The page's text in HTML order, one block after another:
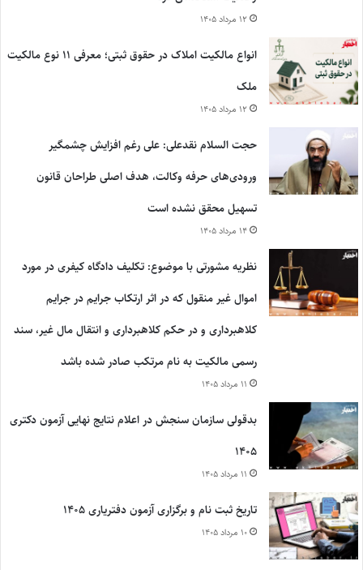
۱۲ مرداد ۱۴۰۵
انواع مالکیت املاک در حقوق ثبتی؛ معرفی ۱۱ نوع مالکیت
ملک
۱۲ مرداد ۱۴۰۵
حجت السلام نقدعلی: علی رغم افزایش چشمگیر
ورودی‌های حرفه وکالت، هدف اصلی طراحان قانون
تسهیل محقق نشده است
۱۴ مرداد ۱۴۰۵
نظریه مشورتی با موضوع: تکلیف دادگاه کیفری در مورد
اموال غیر منقول که در اثر ارتکاب جرایم در جرایم
کلاهبرداری و در حکم کلاهبرداری و انتقال مال غیر، سند
رسمی مالکیت به نام مرتکب صادر شده باشد
۱۱ مرداد ۱۴۰۵
بدقولی سازمان سنجش در اعلام نتایج نهایی آزمون دکتری
۱۴۰۵
۱۱ مرداد ۱۴۰۵
تاریخ ثبت نام و برگزاری آزمون دفتریاری ۱۴۰۵
۱۰ مرداد ۱۴۰۵